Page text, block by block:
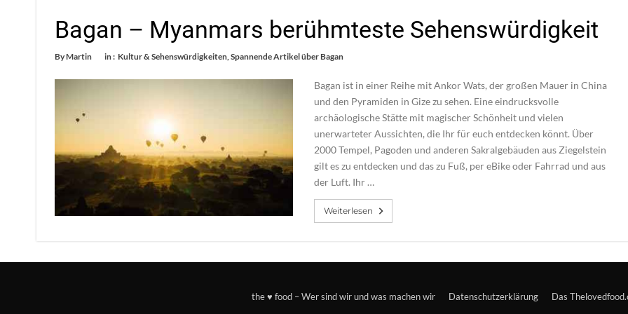
Bagan – Myanmars berühmteste Sehenswürdigkeit
ByMartin in : Kultur & Sehenswürdigkeiten,Spannende Artikel über Bagan
Bagan ist in einer Reihe mit Ankor Wats, der großen Mauer in China
und den Pyramiden in Gize zu sehen. Eine eindrucksvolle
archäologische Stätte mit magischer Schönheit und vielen
unerwarteter Aussichten, die Ihr für euch entdecken könnt. Über
2000 Tempel, Pagoden und anderen Sakralgebäuden aus Ziegelstein
gilt es zu entdecken und das zu Fuß, per eBike oder Fahrrad und aus
der Luft. Ihr …
Weiterlesen
the ♥ food – Wer sind wir und was machen wir Datenschutzerklärung Das